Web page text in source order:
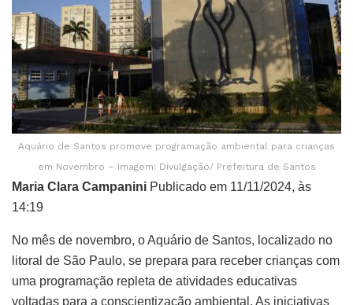
Aquário de Santos promove programação ambiental para crianças
em Novembro – Imagem: Divulgação/ Prefeitura de Santos
Maria Clara Campanini Publicado em 11/11/2024, às
14:19
No mês de novembro, o Aquário de Santos, localizado no
litoral de São Paulo, se prepara para receber crianças com
uma programação repleta de atividades educativas
voltadas para a conscientização ambiental. As iniciativas